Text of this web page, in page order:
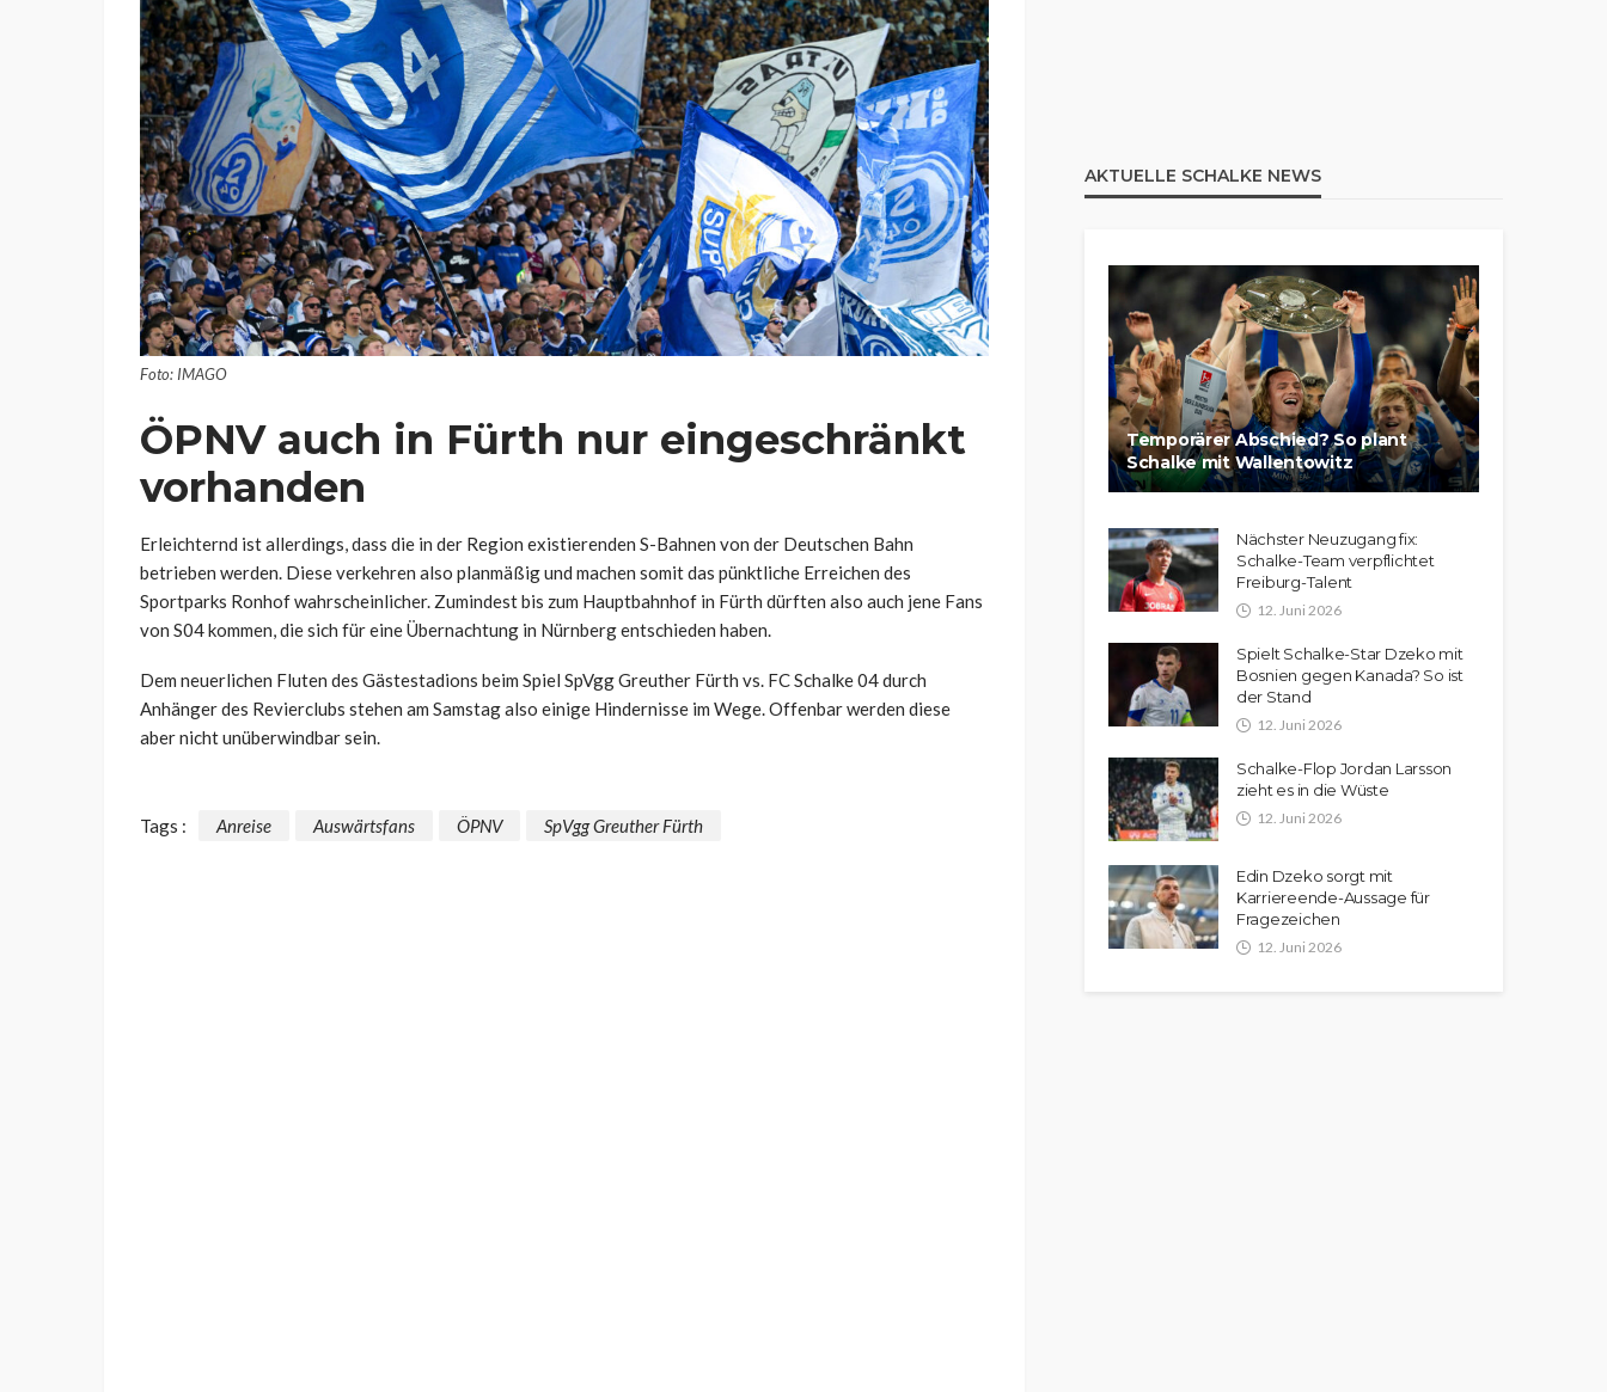
Foto: IMAGO
ÖPNV auch in Fürth nur eingeschränkt
vorhanden
Erleichternd ist allerdings, dass die in der Region existierenden S-Bahnen von der Deutschen Bahn
betrieben werden. Diese verkehren also planmäßig und machen somit das pünktliche Erreichen des
Sportparks Ronhof wahrscheinlicher. Zumindest bis zum Hauptbahnhof in Fürth dürften also auch jene Fans
von S04 kommen, die sich für eine Übernachtung in Nürnberg entschieden haben.
Dem neuerlichen Fluten des Gästestadions beim Spiel SpVgg Greuther Fürth vs. FC Schalke 04 durch
Anhänger des Revierclubs stehen am Samstag also einige Hindernisse im Wege. Offenbar werden diese
aber nicht unüberwindbar sein.
Tags : Anreise Auswärtsfans ÖPNV SpVgg Greuther Fürth
AKTUELLE SCHALKE NEWS
Temporärer Abschied? So plant
Schalke mit Wallentowitz
Nächster Neuzugang fix:
Schalke-Team verpflichtet
Freiburg-Talent
12. Juni 2026
Spielt Schalke-Star Dzeko mit
Bosnien gegen Kanada? So ist
der Stand
12. Juni 2026
Schalke-Flop Jordan Larsson
zieht es in die Wüste
12. Juni 2026
Edin Dzeko sorgt mit
Karriereende-Aussage für
Fragezeichen
12. Juni 2026